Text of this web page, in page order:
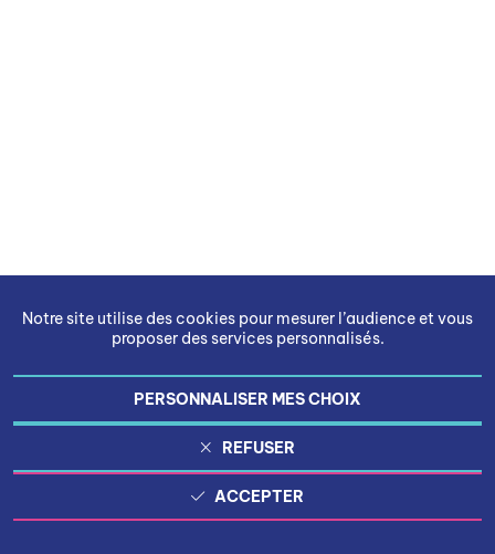
Notre site utilise des cookies pour mesurer l’audience et vous
proposer des services personnalisés.
PERSONNALISER MES CHOIX
REFUSER
ACCEPTER